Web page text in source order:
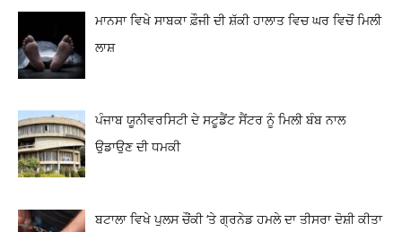
ਮਾਨਸਾ ਵਿਖੇ ਸਾਬਕਾ ਫ਼ੌਜੀ ਦੀ ਸ਼ੱਕੀ ਹਾਲਾਤ ਵਿਚ ਘਰ ਵਿਚੋਂ ਮਿਲੀ
ਲਾਸ਼
ਪੰਜਾਬ ਯੂਨੀਵਰਸਿਟੀ ਦੇ ਸਟੂਡੈਂਟ ਸੈਂਟਰ ਨੂੰ ਮਿਲੀ ਬੰਬ ਨਾਲ
ਉਡਾਉਣ ਦੀ ਧਮਕੀ
ਬਟਾਲਾ ਵਿਖੇ ਪੁਲਸ ਚੌਂਕੀ ‘ਤੇ ਗ੍ਰਨੇਡ ਹਮਲੇ ਦਾ ਤੀਸਰਾ ਦੋਸ਼ੀ ਕੀਤਾ